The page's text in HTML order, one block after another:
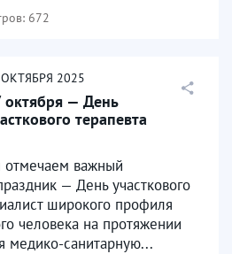
672
ОКТЯБРЯ 2025
октября — День
терапевта
отмечаем важный
— День участкового
широкого профиля
человека на протяжении
медико-санитарную...